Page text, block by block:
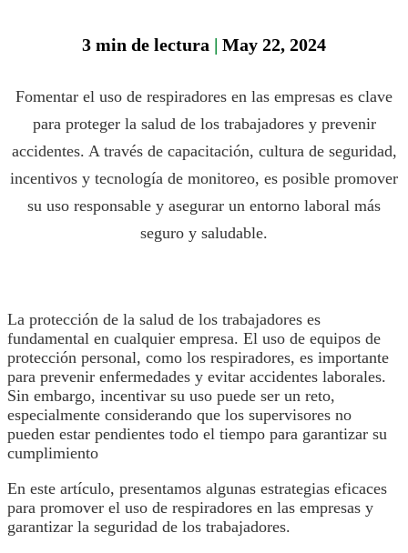
Cabeza
térmico
de
Análisis
de
refrigerantes
Protección
respiratoria
por
encima
3 min de lectura | May 22, 2024
Fomentar el uso de respiradores en las empresas es clave
para proteger la salud de los trabajadores y prevenir
accidentes. A través de capacitación, cultura de seguridad,
incentivos y tecnología de monitoreo, es posible promover
su uso responsable y asegurar un entorno laboral más
seguro y saludable.
La protección de la salud de los trabajadores es
fundamental en cualquier empresa. El uso de equipos de
protección personal, como los respiradores, es importante
para prevenir enfermedades y evitar accidentes laborales.
Sin embargo, incentivar su uso puede ser un reto,
especialmente considerando que los supervisores no
pueden estar pendientes todo el tiempo para garantizar su
cumplimiento
En este artículo, presentamos algunas estrategias eficaces
para promover el uso de respiradores en las empresas y
garantizar la seguridad de los trabajadores.